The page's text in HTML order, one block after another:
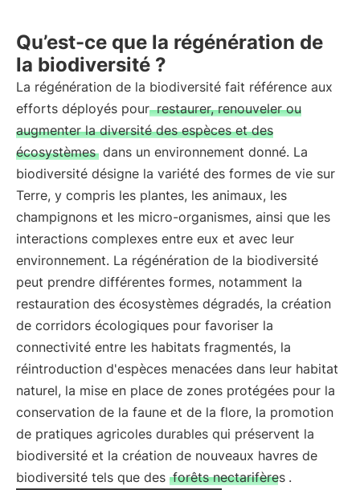
Qu’est-ce que la régénération de
la biodiversité ?
La régénération de la biodiversité fait référence aux
efforts déployés pour restaurer, renouveler ou
augmenter la diversité des espèces et des
écosystèmes dans un environnement donné. La
biodiversité désigne la variété des formes de vie sur
Terre, y compris les plantes, les animaux, les
champignons et les micro-organismes, ainsi que les
interactions complexes entre eux et avec leur
environnement. La régénération de la biodiversité
peut prendre différentes formes, notamment la
restauration des écosystèmes dégradés, la création
de corridors écologiques pour favoriser la
connectivité entre les habitats fragmentés, la
réintroduction d'espèces menacées dans leur habitat
naturel, la mise en place de zones protégées pour la
conservation de la faune et de la flore, la promotion
de pratiques agricoles durables qui préservent la
biodiversité et la création de nouveaux havres de
biodiversité tels que des forêts nectarifères .